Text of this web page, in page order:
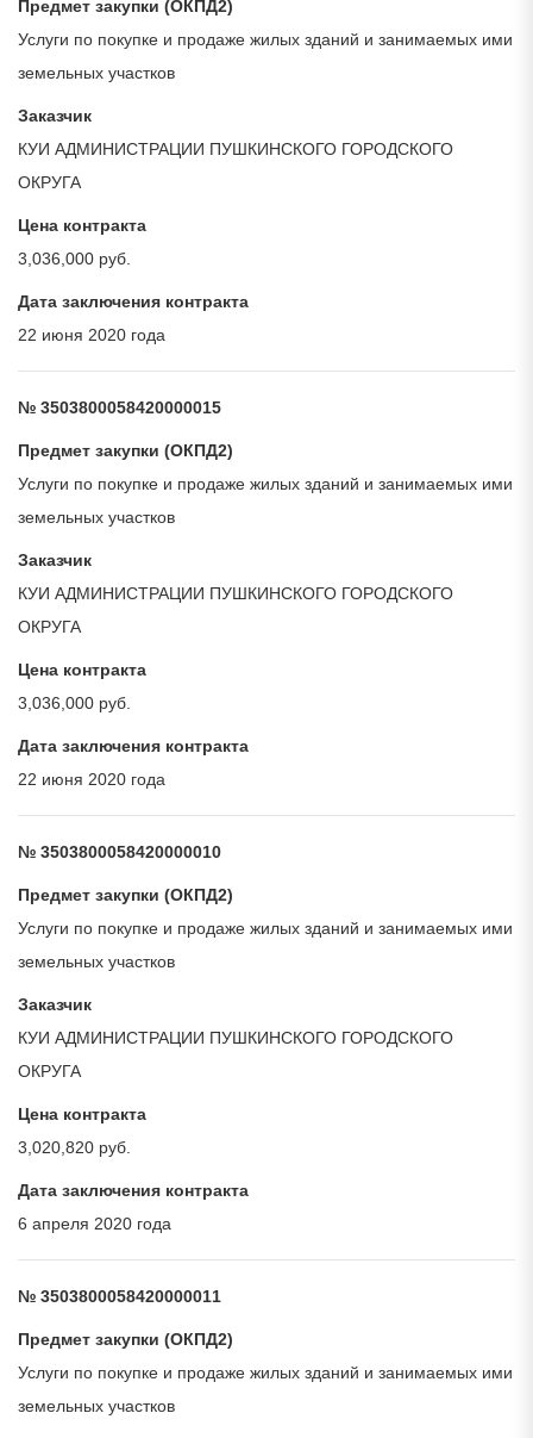
Предмет закупки (ОКПД2)
Услуги по покупке и продаже жилых зданий и занимаемых ими
земельных участков
Заказчик
КУИ АДМИНИСТРАЦИИ ПУШКИНСКОГО ГОРОДСКОГО
ОКРУГА
Цена контракта
3,036,000 руб.
Дата заключения контракта
22 июня 2020 года
№ 3503800058420000015
Предмет закупки (ОКПД2)
Услуги по покупке и продаже жилых зданий и занимаемых ими
земельных участков
Заказчик
КУИ АДМИНИСТРАЦИИ ПУШКИНСКОГО ГОРОДСКОГО
ОКРУГА
Цена контракта
3,036,000 руб.
Дата заключения контракта
22 июня 2020 года
№ 3503800058420000010
Предмет закупки (ОКПД2)
Услуги по покупке и продаже жилых зданий и занимаемых ими
земельных участков
Заказчик
КУИ АДМИНИСТРАЦИИ ПУШКИНСКОГО ГОРОДСКОГО
ОКРУГА
Цена контракта
3,020,820 руб.
Дата заключения контракта
6 апреля 2020 года
№ 3503800058420000011
Предмет закупки (ОКПД2)
Услуги по покупке и продаже жилых зданий и занимаемых ими
земельных участков